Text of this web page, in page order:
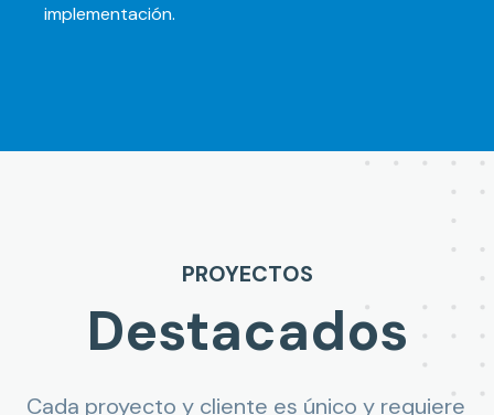
implementación.
PROYECTOS
Destacados
Cada proyecto y cliente es único y requiere